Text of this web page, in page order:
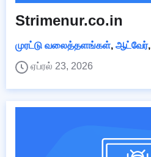
Strimenur.co.in
முரட்டு வலைத்தளங்கள், ஆட்வேர்,
ஏப்ரல் 23, 2026